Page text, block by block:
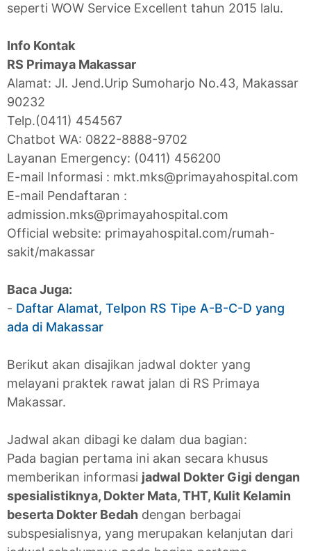
seperti WOW Service Excellent tahun 2015 lalu.
Info Kontak
RS Primaya Makassar
Alamat: Jl. Jend.Urip Sumoharjo No.43, Makassar
90232
Telp.(0411) 454567
Chatbot WA: 0822-8888-9702
Layanan Emergency: (0411) 456200
E-mail Informasi : mkt.mks@primayahospital.com
E-mail Pendaftaran :
admission.mks@primayahospital.com
Official website: primayahospital.com/rumah-
sakit/makassar
Baca Juga:
- Daftar Alamat, Telpon RS Tipe A-B-C-D yang
ada di Makassar
Berikut akan disajikan jadwal dokter yang
melayani praktek rawat jalan di RS Primaya
Makassar.
Jadwal akan dibagi ke dalam dua bagian:
Pada bagian pertama ini akan secara khusus
memberikan informasi jadwal Dokter Gigi dengan
spesialistiknya, Dokter Mata, THT, Kulit Kelamin
beserta Dokter Bedah dengan berbagai
subspesialisnya, yang merupakan kelanjutan dari